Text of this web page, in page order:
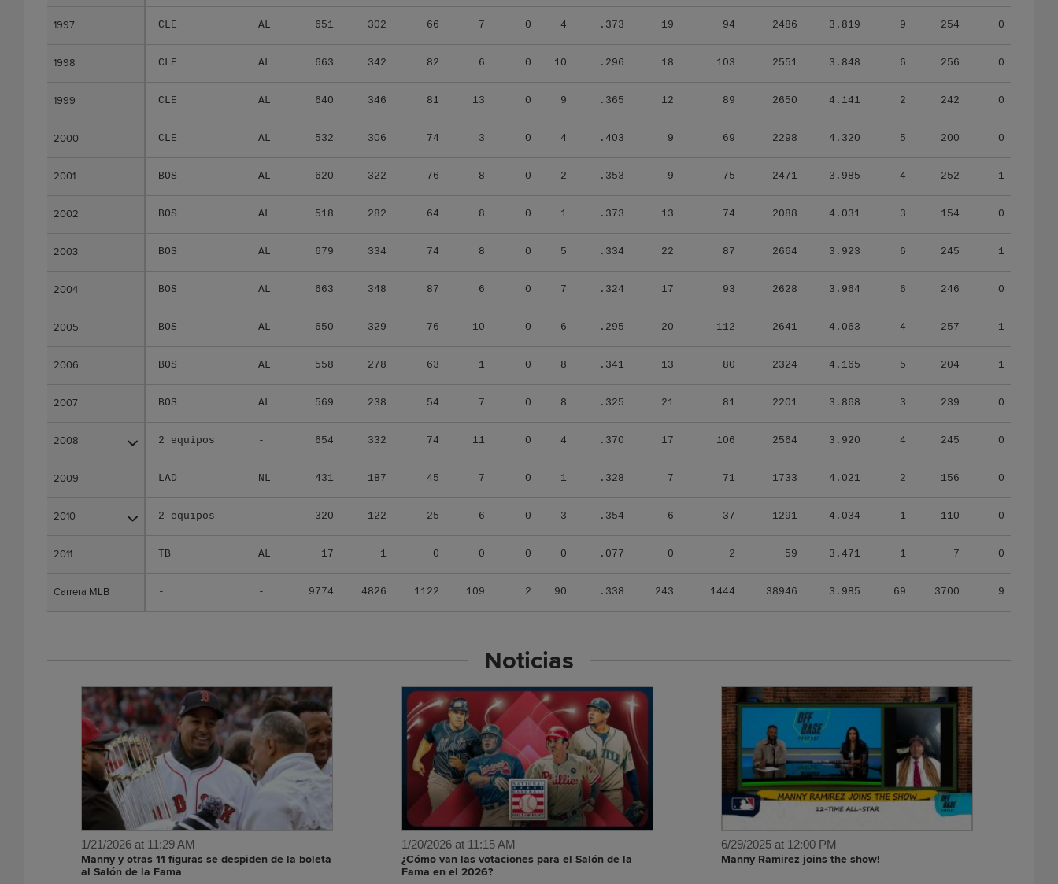
1997 CLE AL 651 302 66 7 0 4 .373 19 94 2486 3.819 9 254 0
1998 CLE AL 663 342 82 6 0 10 .296 18 103 2551 3.848 6 256 0
1999 CLE AL 640 346 81 13 0 9 .365 12 89 2650 4.141 2 242 0
2000 CLE AL 532 306 74 3 0 4 .403 9 69 2298 4.320 5 200 0
2001 BOS AL 620 322 76 8 0 2 .353 9 75 2471 3.985 4 252 1
2002 BOS AL 518 282 64 8 0 1 .373 13 74 2088 4.031 3 154 0
2003 BOS AL 679 334 74 8 0 5 .334 22 87 2664 3.923 6 245 1
2004 BOS AL 663 348 87 6 0 7 .324 17 93 2628 3.964 6 246 0
2005 BOS AL 650 329 76 10 0 6 .295 20 112 2641 4.063 4 257 1
2006 BOS AL 558 278 63 1 0 8 .341 13 80 2324 4.165 5 204 1
2007 BOS AL 569 238 54 7 0 8 .325 21 81 2201 3.868 3 239 0
2008 2 equipos - 654 332 74 11 0 4 .370 17 106 2564 3.920 4 245 0
2009 LAD NL 431 187 45 7 0 1 .328 7 71 1733 4.021 2 156 0
2010 2 equipos - 320 122 25 6 0 3 .354 6 37 1291 4.034 1 110 0
2011 TB AL 17 1 0 0 0 0 .077 0 2 59 3.471 1 7 0
Carrera MLB - - 9774 4826 1122 109 2 90 .338 243 1444 38946 3.985 69 3700 9
1997
1998
1999
2000
2001
2002
2003
2004
2005
2006
2007
2008
2009
2010
2011
Carrera MLB
Noticias
1/21/2026 at 11:29 AM
Manny y otras 11 figuras se despiden de la boleta
al Salón de la Fama
1/20/2026 at 11:15 AM
¿Cómo van las votaciones para el Salón de la
Fama en el 2026?
6/29/2025 at 12:00 PM
Manny Ramirez joins the show!